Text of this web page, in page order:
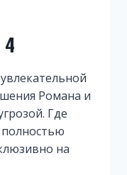
Романа и
Где
на